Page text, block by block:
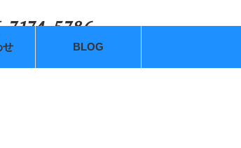
せ BLOG